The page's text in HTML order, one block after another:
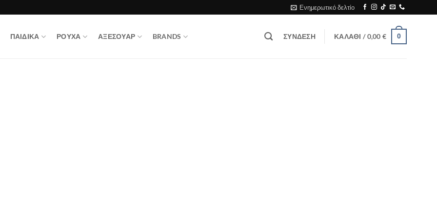
Ενημερωτικό δελτίο
ΠΑΙΔΙΚΑ ΡΟΥΧΑ ΑΞΕΣΟΥΑΡ BRANDS ΣΎΝΔΕΣΗ ΚΑΛΆΘΙ /0,00€ 0